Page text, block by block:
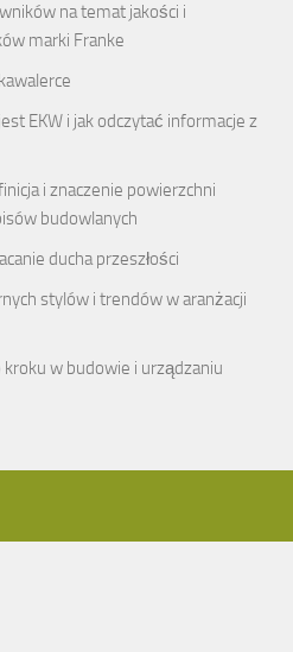
na temat jakości i
marki Franke
EKW i jak odczytać informacje z
i znaczenie powierzchni
budowlanych
ducha przeszłości
stylów i trendów w aranżacji
w budowie i urządzaniu